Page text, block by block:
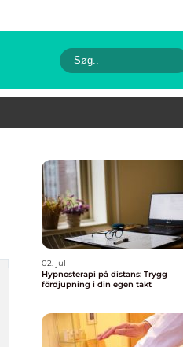
02. jul
Hypnosterapi på distans: Trygg
fördjupning i din egen takt